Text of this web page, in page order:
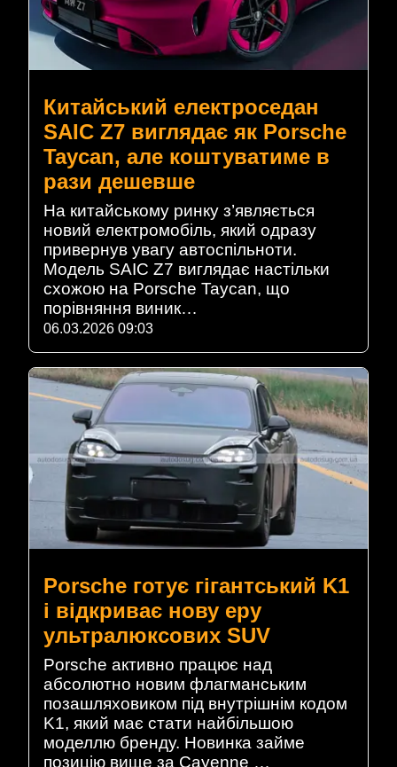
Китайський електроседан
SAIC Z7 виглядає як Porsche
Taycan, але коштуватиме в
рази дешевше
На китайському ринку з’являється
новий електромобіль, який одразу
привернув увагу автоспільноти.
Модель SAIC Z7 виглядає настільки
схожою на Porsche Taycan, що
порівняння виник…
06.03.2026 09:03
Porsche готує гігантський K1
і відкриває нову еру
ультралюксових SUV
Porsche активно працює над
абсолютно новим флагманським
позашляховиком під внутрішнім кодом
K1, який має стати найбільшою
моделлю бренду. Новинка займе
позицію вище за Cayenne …